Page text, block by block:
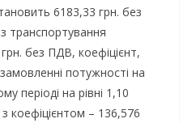
6183,33 грн. без
транспортування
без ПДВ, коефіцієнт,
потужності на
періоді на рівні 1,10
коефіцієнтом – 136,576